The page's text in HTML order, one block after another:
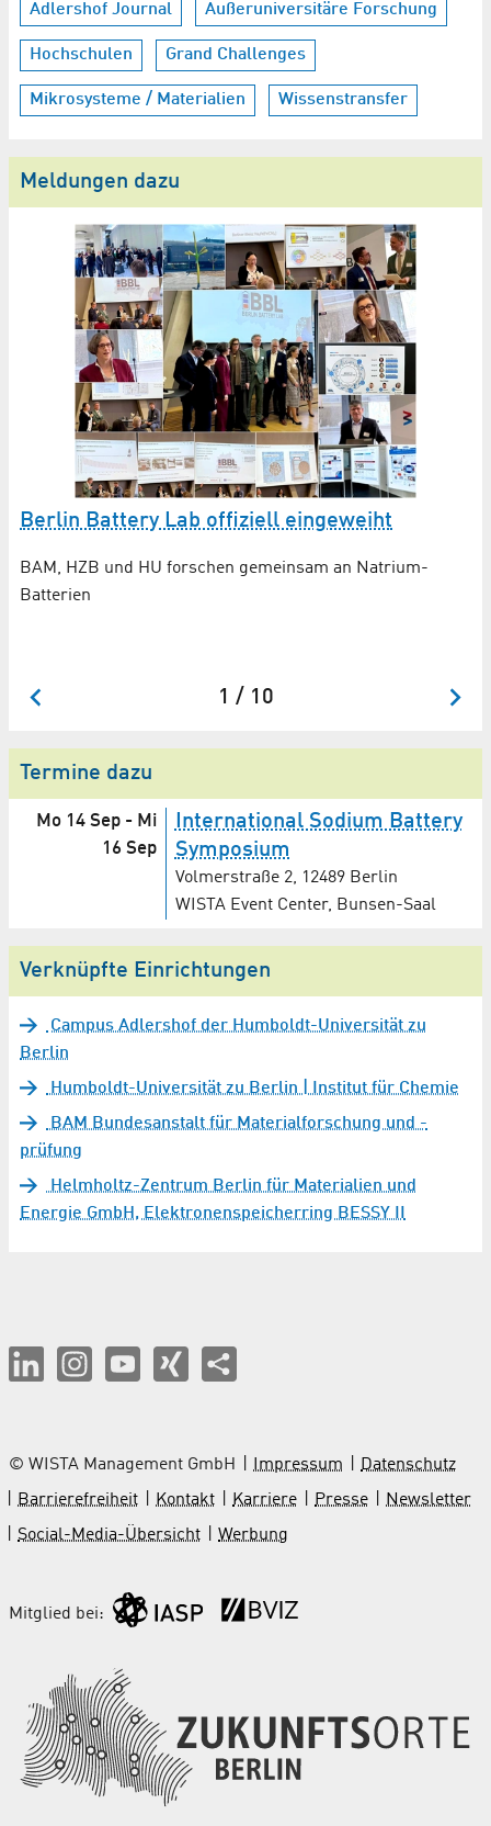
Adlershof Journal Außeruniversitäre Forschung
Hochschulen Grand Challenges
Mikrosysteme / Materialien Wissenstransfer
Meldungen dazu
Berlin Battery Lab offiziell eingeweiht
BAM, HZB und HU forschen gemeinsam an Natrium-
Batterien
1 / 10
Termine dazu
Mo 14 Sep - Mi
16 Sep
International Sodium Battery
Symposium
Volmerstraße 2, 12489 Berlin
WISTA Event Center, Bunsen-Saal
Verknüpfte Einrichtungen
Campus Adlershof der Humboldt-Universität zu
Berlin
Humboldt-Universität zu Berlin | Institut für Chemie
BAM Bundesanstalt für Materialforschung und -
prüfung
Helmholtz-Zentrum Berlin für Materialien und
Energie GmbH, Elektronenspeicherring BESSY II
© WISTA Management GmbH Impressum
Datenschutz
Barrierefreiheit
Kontakt Karriere Presse
Newsletter
Social-Media-Übersicht
Werbung
Mitglied bei: